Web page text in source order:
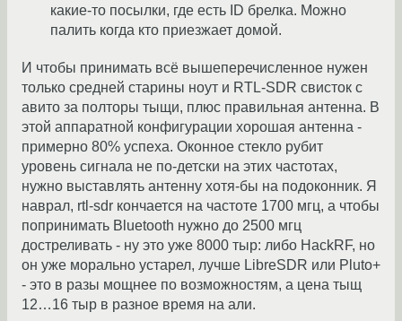
какие-то посылки, где есть ID брелка. Можно
палить когда кто приезжает домой.
И чтобы принимать всё вышеперечисленное нужен
только средней старины ноут и RTL-SDR свисток с
авито за полторы тыщи, плюс правильная антенна. В
этой аппаратной конфигурации хорошая антенна -
примерно 80% успеха. Оконное стекло рубит
уровень сигнала не по-детски на этих частотах,
нужно выставлять антенну хотя-бы на подоконник. Я
наврал, rtl-sdr кончается на частоте 1700 мгц, а чтобы
попринимать Bluetooth нужно до 2500 мгц
достреливать - ну это уже 8000 тыр: либо HackRF, но
он уже морально устарел, лучше LibreSDR или Pluto+
- это в разы мощнее по возможностям, а цена тыщ
12…16 тыр в разное время на али.